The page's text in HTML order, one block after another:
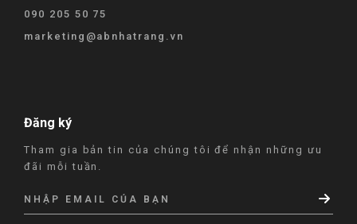
090 205 50 75
marketing@abnhatrang.vn
Đăng ký
Tham gia bản tin của chúng tôi để nhận những ưu
đãi mỗi tuần.